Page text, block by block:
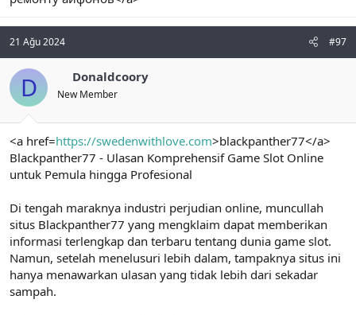
21 Ağu 2024 #97
D Donaldcoory
New Member
<a href=https://swedenwithlove.com>blackpanther77</a>
Blackpanther77 - Ulasan Komprehensif Game Slot Online
untuk Pemula hingga Profesional
Di tengah maraknya industri perjudian online, muncullah
situs Blackpanther77 yang mengklaim dapat memberikan
informasi terlengkap dan terbaru tentang dunia game slot.
Namun, setelah menelusuri lebih dalam, tampaknya situs ini
hanya menawarkan ulasan yang tidak lebih dari sekadar
sampah.